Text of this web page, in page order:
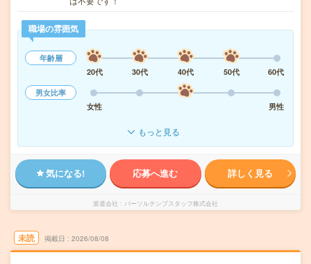
職場の雰囲気
年齢層
20代
30代 40代 50代
60代
男女比率
女性
男性
もっと見る
気になる! 応募へ進む 詳しく見る
派遣会社 パーソルテンプスタッフ株式会社
未読 掲載日 2026/08/08